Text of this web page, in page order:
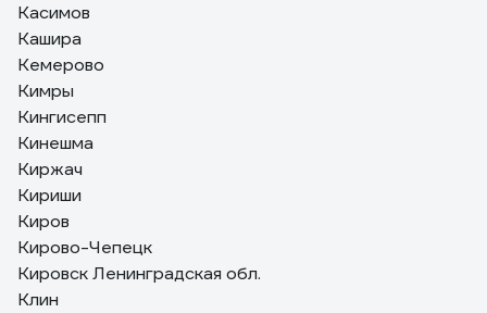
Касимов
Кашира
Кемерово
Кимры
Кингисепп
Кинешма
Киржач
Кириши
Киров
Кирово-Чепецк
Кировск Ленинградская обл.
Клин